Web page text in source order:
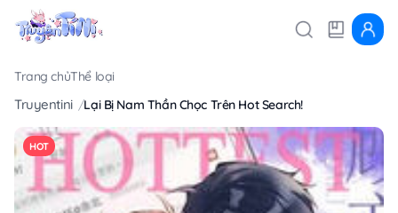
Trang chủThể loại
Truyentini Lại Bị Nam Thần Chọc Trên Hot Search!
HOT